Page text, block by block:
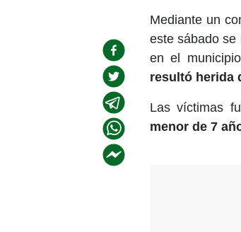
Mediante un
este sábado
en el
resultó herida
Las víctimas
menor de 7